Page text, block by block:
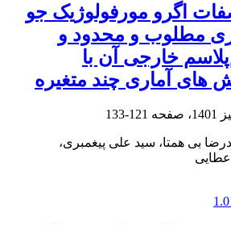
اگرو مورفولوژیک جو
مطلوب و محدود و
خارجی آن با
های آماری چند متغیره
121-133
بی همتا، سید علی پیغمبری،